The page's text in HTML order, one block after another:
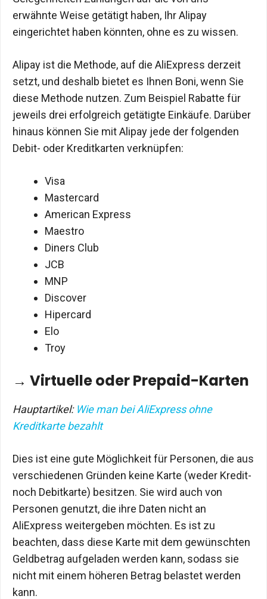
erwähnte Weise getätigt haben, Ihr Alipay
eingerichtet haben könnten, ohne es zu wissen.
Alipay ist die Methode, auf die AliExpress derzeit
setzt, und deshalb bietet es Ihnen Boni, wenn Sie
diese Methode nutzen. Zum Beispiel Rabatte für
jeweils drei erfolgreich getätigte Einkäufe. Darüber
hinaus können Sie mit Alipay jede der folgenden
Debit- oder Kreditkarten verknüpfen:
Visa
Mastercard
American Express
Maestro
Diners Club
JCB
MNP
Discover
Hipercard
Elo
Troy
→ Virtuelle oder Prepaid-Karten
Hauptartikel: Wie man bei AliExpress ohne
Kreditkarte bezahlt
Dies ist eine gute Möglichkeit für Personen, die aus
verschiedenen Gründen keine Karte (weder Kredit-
noch Debitkarte) besitzen. Sie wird auch von
Personen genutzt, die ihre Daten nicht an
AliExpress weitergeben möchten. Es ist zu
beachten, dass diese Karte mit dem gewünschten
Geldbetrag aufgeladen werden kann, sodass sie
nicht mit einem höheren Betrag belastet werden
kann.